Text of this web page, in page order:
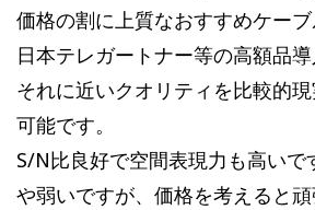
価格の割に上質なおすすめケーブ
日本テレガートナー等の高額品導
それに近いクオリティを比較的
可能です。
S/N比良好で空間表現力も高いで
や弱いですが、価格を考えると頑